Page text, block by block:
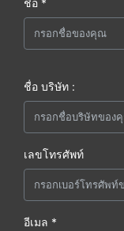
ชื่อ บริษัท :
เลขโทรศัพท์
อีเมล *